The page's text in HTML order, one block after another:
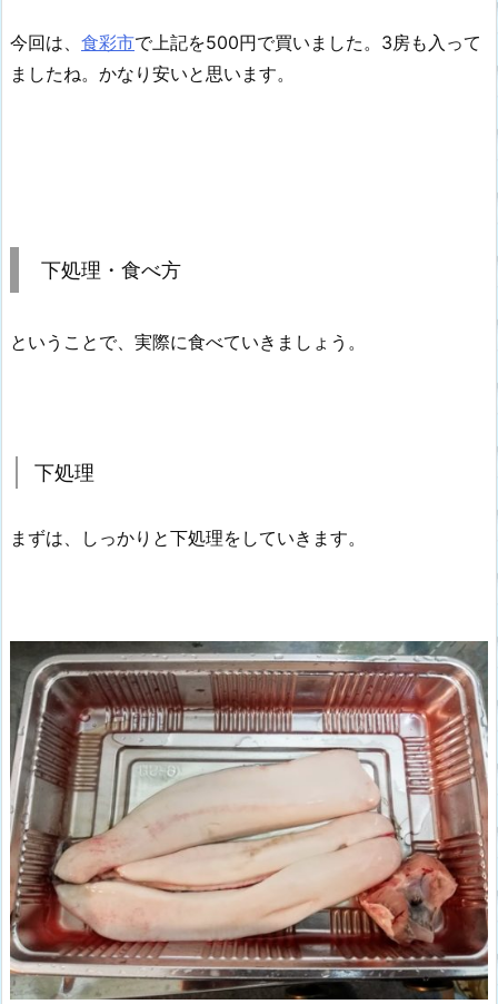
今回は、 食彩市で上記を500円で買いました。3房も入って
ましたね。かなり安いと思います。
下処理・食べ方
ということで、実際に食べていきましょう。
下処理
まずは、しっかりと下処理をしていきます。